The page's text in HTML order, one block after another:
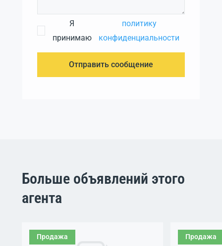
Я
принимаю
политику
конфиденциальности
Отправить сообщение
Больше объявлений этого
агента
Продажа Продажа